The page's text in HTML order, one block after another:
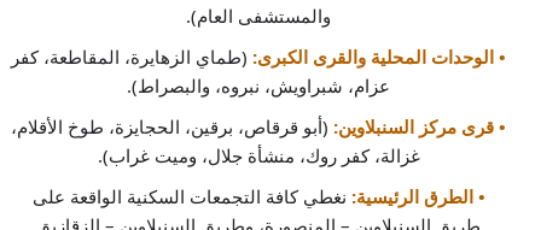
والمستشفى العام).
• الوحدات المحلية والقرى الكبرى: (طماي الزهايرة، المقاطعة، كفر
عزام، شبراويش، نبروه، والبصراط).
• قرى مركز السنبلاوين: (أبو قرقاص، برقين، الحجايزة، طوخ الأقلام،
غزالة، كفر روك، منشأة جلال، وميت غراب).
• الطرق الرئيسية: نغطي كافة التجمعات السكنية الواقعة على
طريق السنبلاوين – المنصورة، وطريق السنبلاوين – الزقازيق